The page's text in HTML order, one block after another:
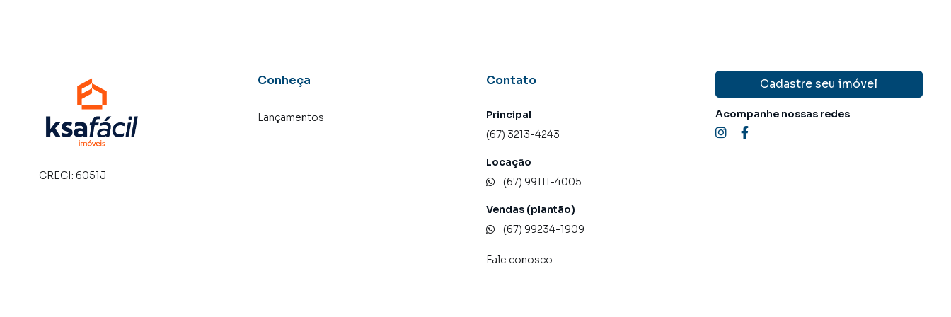
CRECI: 6051J
Conheça
Lançamentos
Contato
Principal
(67) 3213-4243
Locação
(67) 99111-4005
Vendas (plantão)
(67) 99234-1909
Fale conosco
Cadastre seu imóvel
Acompanhe nossas redes